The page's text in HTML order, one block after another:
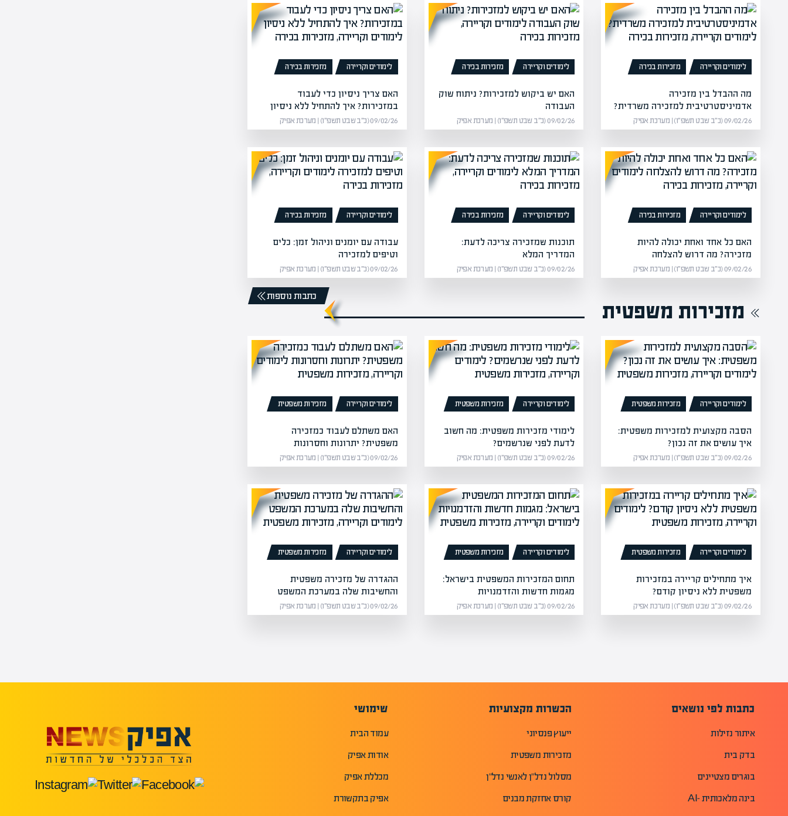
לימודים וקריירה מזכירות בכירה
מה ההבדל בין מזכירה
אדמיניסטרטיבית למזכירה משרדית?
09/02/26 (כ״ב שבט תשפ״ו) | מערכת אפיק
לימודים וקריירה מזכירות בכירה
האם יש ביקוש למזכירות? ניתוח שוק
העבודה
09/02/26 (כ״ב שבט תשפ״ו) | מערכת אפיק
לימודים וקריירה מזכירות בכירה
האם צריך ניסיון כדי לעבוד
במזכירות? איך להתחיל ללא ניסיון
09/02/26 (כ״ב שבט תשפ״ו) | מערכת אפיק
לימודים וקריירה מזכירות בכירה
האם כל אחד ואחת יכולה להיות
מזכירה? מה דרוש להצלחה
09/02/26 (כ״ב שבט תשפ״ו) | מערכת אפיק
לימודים וקריירה מזכירות בכירה
תוכנות שמזכירה צריכה לדעת:
המדריך המלא
09/02/26 (כ״ב שבט תשפ״ו) | מערכת אפיק
לימודים וקריירה מזכירות בכירה
עבודה עם יומנים וניהול זמן: כלים
וטיפים למזכירה
09/02/26 (כ״ב שבט תשפ״ו) | מערכת אפיק
מזכירות משפטית
כתבות נוספות
לימודים וקריירה מזכירות משפטית
הסבה מקצועית למזכירות משפטית:
איך עושים את זה נכון?
09/02/26 (כ״ב שבט תשפ״ו) | מערכת אפיק
לימודים וקריירה מזכירות משפטית
לימודי מזכירות משפטית: מה חשוב
לדעת לפני שנרשמים?
09/02/26 (כ״ב שבט תשפ״ו) | מערכת אפיק
לימודים וקריירה מזכירות משפטית
האם משתלם לעבוד כמזכירה
משפטית? יתרונות וחסרונות
09/02/26 (כ״ב שבט תשפ״ו) | מערכת אפיק
לימודים וקריירה מזכירות משפטית
איך מתחילים קריירה במזכירות
משפטית ללא ניסיון קודם?
09/02/26 (כ״ב שבט תשפ״ו) | מערכת אפיק
לימודים וקריירה מזכירות משפטית
תחום המזכירות המשפטית בישראל:
מגמות חדשות והזדמנויות
09/02/26 (כ״ב שבט תשפ״ו) | מערכת אפיק
לימודים וקריירה מזכירות משפטית
ההגדרה של מזכירה משפטית
והחשיבות שלה במערכת המשפט
09/02/26 (כ״ב שבט תשפ״ו) | מערכת אפיק
כתבות לפי נושאים
איתור נזילות
בדק בית
בוגרים מצטיינים
בינה מלאכותית -AI
הכשרות מקצועיות
ייעוץ פנסיוני
מזכירות משפטית
מסלול נדל"ן לאנשי נדל"ן
קורס אחזקת מבנים
שימושי
עמוד הבית
אודות אפיק
מכללת אפיק
אפיק בתקשורת